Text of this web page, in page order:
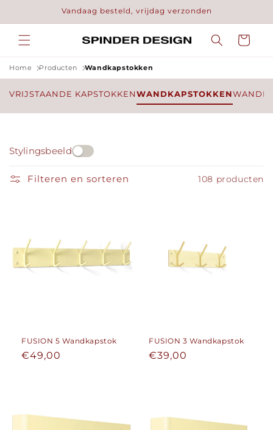
content
Vandaag besteld, vrijdag verzonden
Home Producten Wandkapstokken
VRIJSTAANDE KAPSTOKKENWANDKAPSTOKKEN
Stylingsbeeld
Filteren en sorteren 108 producten
FUSION 5 Wandkapstok
Normale
€49,00
FUSION 3 Wandkapstok
Normale
€39,00